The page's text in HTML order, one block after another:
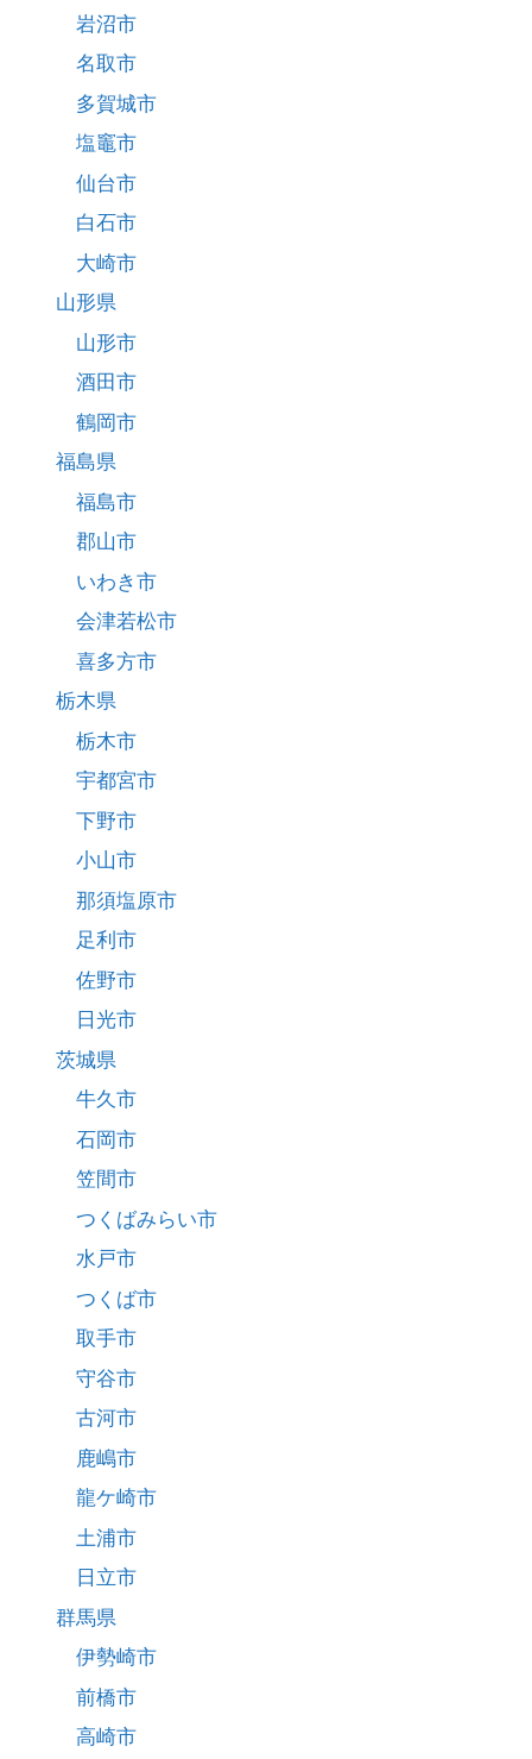
岩沼市
名取市
多賀城市
塩竈市
仙台市
白石市
大崎市
山形県
山形市
酒田市
鶴岡市
福島県
福島市
郡山市
いわき市
会津若松市
喜多方市
栃木県
栃木市
宇都宮市
下野市
小山市
那須塩原市
足利市
佐野市
日光市
茨城県
牛久市
石岡市
笠間市
つくばみらい市
水戸市
つくば市
取手市
守谷市
古河市
鹿嶋市
龍ケ崎市
土浦市
日立市
群馬県
伊勢崎市
前橋市
高崎市